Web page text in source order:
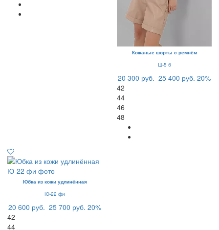
Кожаные шорты с ремнём
Ш-5 б
20 300 руб. 25 400 руб. 20%
42
44
46
48
Юбка из кожи удлинённая
Ю-22 фи
20 600 руб. 25 700 руб. 20%
42
44